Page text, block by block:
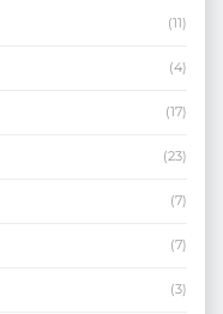
(11)
(4)
(17)
(23)
(7)
(7)
(3)